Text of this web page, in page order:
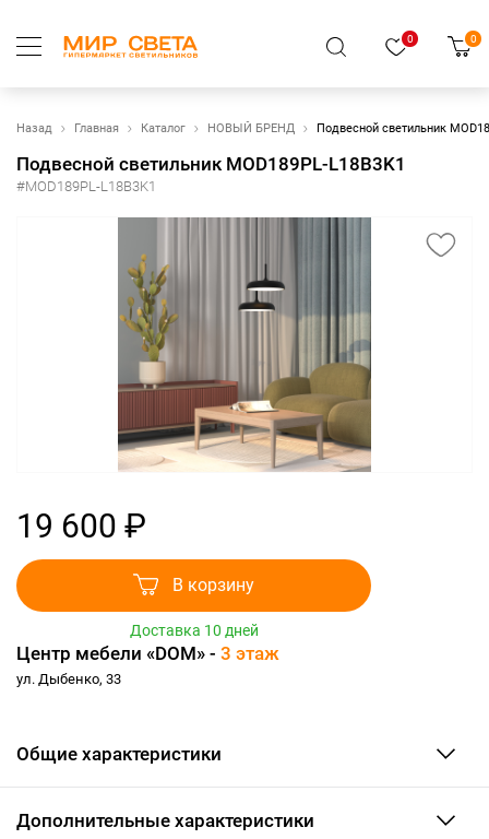
0 0
Назад Главная Каталог НОВЫЙ БРЕНД Подвесной светильник
Подвесной светильник MOD189PL-L18B3K1
#MOD189PL-L18B3K1
19 600 ₽
В корзину
Доставка 10 дней
Центр мебели «DOM» - 3 этаж
ул. Дыбенко, 33
Общие характеристики
Дополнительные характеристики